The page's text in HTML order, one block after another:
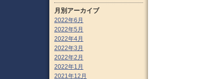
月別アーカイブ
2022年6月
2022年5月
2022年4月
2022年3月
2022年2月
2022年1月
2021年12月